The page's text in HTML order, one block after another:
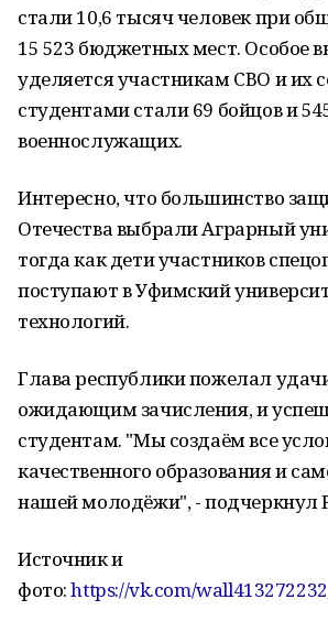
стали 10,6 тысяч человек при
15 523 бюджетных мест. Особое
уделяется участникам СВО и их
студентами стали 69 бойцов и
военнослужащих.
Интересно, что большинство
Отечества выбрали Аграрный
тогда как дети участников
поступают в Уфимский
технологий.
Глава республики пожелал
ожидающим зачисления, и
студентам. "Мы создаём все
качественного образования и
нашей молодёжи", - подчеркнул
Источник и
фото:https://vk.com/